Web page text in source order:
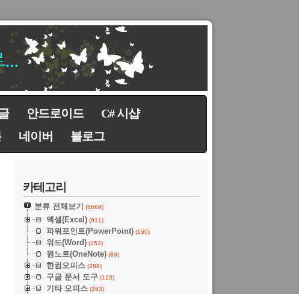
안드로이드
C# 시샵
네이버 블로그
카테고리
분류 전체보기 (6669)
엑셀(Excel) (911)
파워포인트(PowerPoint) (160)
워드(Word) (153)
원노트(OneNote) (89)
한컴오피스 (288)
구글 문서 도구 (110)
기타 오피스 (263)